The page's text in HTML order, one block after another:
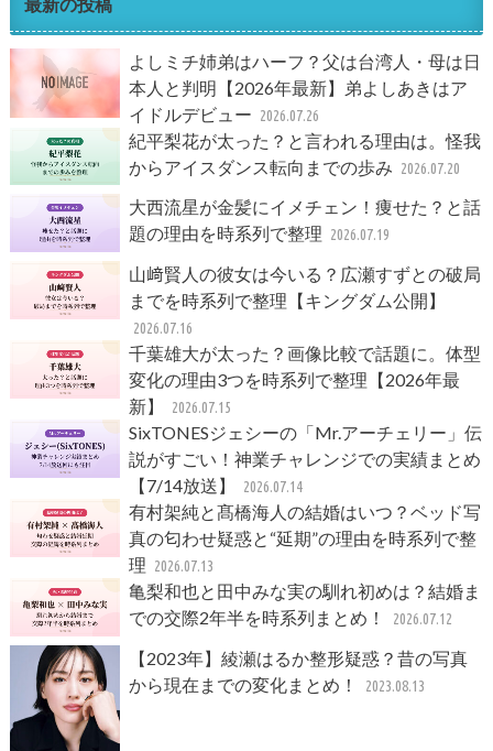
よしミチ姉弟はハーフ？父は台湾人・母は日
本人と判明【2026年最新】弟よしあきはア
イドルデビュー 2026.07.26
紀平梨花が太った？と言われる理由は。怪我
からアイスダンス転向までの歩み 2026.07.20
大西流星が金髪にイメチェン！痩せた？と話
題の理由を時系列で整理 2026.07.19
山﨑賢人の彼女は今いる？広瀬すずとの破局
までを時系列で整理【キングダム公開】
2026.07.16
千葉雄大が太った？画像比較で話題に。体型
変化の理由3つを時系列で整理【2026年最
新】
2026.07.15
SixTONESジェシーの「Mr.アーチェリー」伝
説がすごい！神業チャレンジでの実績まとめ
【7/14放送】
2026.07.14
有村架純と髙橋海人の結婚はいつ？ベッド写
真の匂わせ疑惑と“延期”の理由を時系列で整
理 2026.07.13
亀梨和也と田中みな実の馴れ初めは？結婚ま
での交際2年半を時系列まとめ！
2026.07.12
【2023年】綾瀬はるか整形疑惑？昔の写真
から現在までの変化まとめ！
2023.08.13